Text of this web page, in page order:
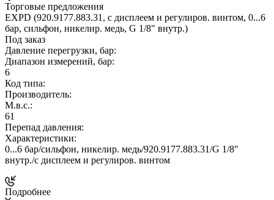
Торговые предложения
EXPD (920.9177.883.31, c дисплеем и регулиров. винтом, 0...6
бар, сильфон, никелир. медь, G 1/8" внутр.)
Под заказ
Давление перегрузки, бар:
Диапазон измерений, бар:
6
Код типа:
Производитель:
М.в.с.:
61
Перепад давления:
Характеристики:
0...6 бар/сильфон, никелир. медь/920.9177.883.31/G 1/8"
внутр./c дисплеем и регулиров. винтом
Подробнее